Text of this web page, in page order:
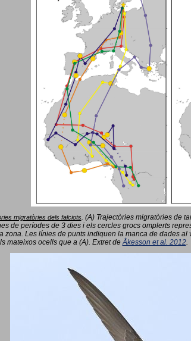
migratòries dels falciots. (A) Trajectòries migratòries de
de períodes de 3 dies i els cercles grocs omplerts
zona. Les línies de punts indiquen la manca de dades
mateixos ocells que a (A). Extret deÅkesson et al. 2012.